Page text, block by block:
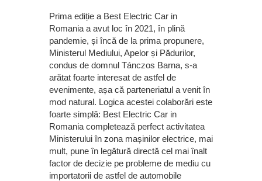
Prima ediție a Best Electric Car in
Romania a avut loc în 2021, în plină
pandemie, și încă de la prima propunere,
Ministerul Mediului, Apelor și Pădurilor,
condus de domnul Tánczos Barna, s-a
arătat foarte interesat de astfel de
evenimente, așa că parteneriatul a venit în
mod natural. Logica acestei colaborări este
foarte simplă: Best Electric Car in
Romania completează perfect activitatea
Ministerului în zona mașinilor electrice, mai
mult, pune în legătură directă cel mai înalt
factor de decizie pe probleme de mediu cu
importatorii de astfel de automobile